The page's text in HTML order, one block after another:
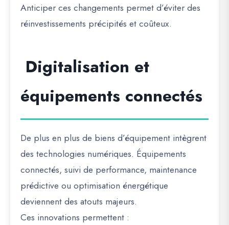
Anticiper ces changements permet d’éviter des
réinvestissements précipités et coûteux.
Digitalisation et
équipements connectés
De plus en plus de biens d’équipement intègrent
des technologies numériques. Équipements
connectés, suivi de performance, maintenance
prédictive ou optimisation énergétique
deviennent des atouts majeurs.
Ces innovations permettent :